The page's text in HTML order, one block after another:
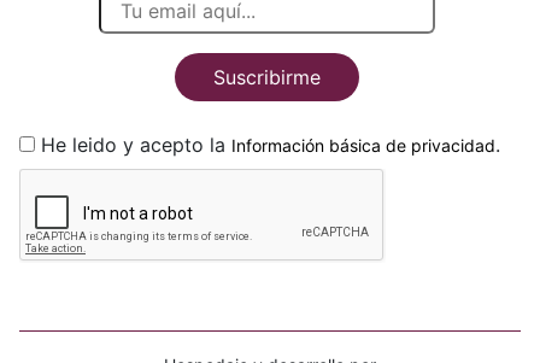
Suscribirme
He leido y acepto la Información básica de privacidad.